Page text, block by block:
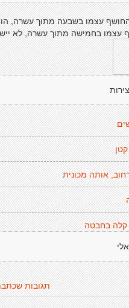
עצמו בשבעה מתוך עשרה,
עצמו בחמישה מתוך עשרה, לא
קטן
אותה מכונית
קלה בחבטה
תגובות